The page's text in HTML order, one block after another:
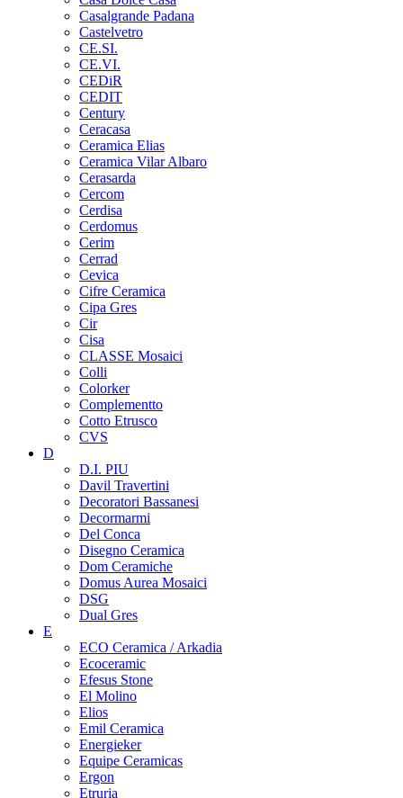
Casalgrande Padana
Castelvetro
CE.SI.
CE.VI.
CEDiR
CEDIT
Century
Ceracasa
Ceramica Elias
Ceramica Vilar Albaro
Cerasarda
Cercom
Cerdisa
Cerdomus
Cerim
Cerrad
Cevica
Cifre Ceramica
Cipa Gres
Cir
Cisa
CLASSE Mosaici
Colli
Colorker
Complementto
Cotto Etrusco
CVS
D
D.I. PIU
Davil Travertini
Decoratori Bassanesi
Decormarmi
Del Conca
Disegno Ceramica
Dom Ceramiche
Domus Aurea Mosaici
DSG
Dual Gres
E
ECO Ceramica / Arkadia
Ecoceramic
Efesus Stone
El Molino
Elios
Emil Ceramica
Energieker
Equipe Ceramicas
Ergon
Etruria